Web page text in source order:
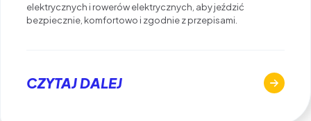
elektrycznych i rowerów elektrycznych, aby jeździć
bezpiecznie, komfortowo i zgodnie z przepisami.
CZYTAJ DALEJ